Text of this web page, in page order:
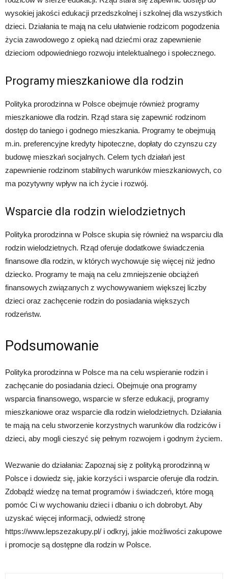
wysokiej jakości edukacji przedszkolnej i szkolnej dla wszystkich
dzieci. Działania te mają na celu ułatwienie rodzicom pogodzenia
życia zawodowego z opieką nad dziećmi oraz zapewnienie
dzieciom odpowiedniego rozwoju intelektualnego i społecznego.
Programy mieszkaniowe dla rodzin
Polityka prorodzinna w Polsce obejmuje również programy
mieszkaniowe dla rodzin. Rząd stara się zapewnić rodzinom
dostęp do taniego i godnego mieszkania. Programy te obejmują
m.in. preferencyjne kredyty hipoteczne, dopłaty do czynszu czy
budowę mieszkań socjalnych. Celem tych działań jest
zapewnienie rodzinom stabilnych warunków mieszkaniowych, co
ma pozytywny wpływ na ich życie i rozwój.
Wsparcie dla rodzin wielodzietnych
Polityka prorodzinna w Polsce skupia się również na wsparciu dla
rodzin wielodzietnych. Rząd oferuje dodatkowe świadczenia
finansowe dla rodzin, w których wychowuje się więcej niż jedno
dziecko. Programy te mają na celu zmniejszenie obciążeń
finansowych związanych z wychowywaniem większej liczby
dzieci oraz zachęcenie rodzin do posiadania większych
rodzeństw.
Podsumowanie
Polityka prorodzinna w Polsce ma na celu wspieranie rodzin i
zachęcanie do posiadania dzieci. Obejmuje ona programy
wsparcia finansowego, wsparcie w sferze edukacji, programy
mieszkaniowe oraz wsparcie dla rodzin wielodzietnych. Działania
te mają na celu stworzenie korzystnych warunków dla rodziców i
dzieci, aby mogli cieszyć się pełnym rozwojem i godnym życiem.
Wezwanie do działania: Zapoznaj się z polityką prorodzinną w
Polsce i dowiedz się, jakie korzyści i wsparcie oferuje dla rodzin.
Zdobądź wiedzę na temat programów i świadczeń, które mogą
pomóc Ci w wychowaniu dzieci i dbaniu o ich dobrobyt. Aby
uzyskać więcej informacji, odwiedź stronę
https://www.lepszezakupy.pl/ i odkryj, jakie możliwości zakupowe
i promocje są dostępne dla rodzin w Polsce.